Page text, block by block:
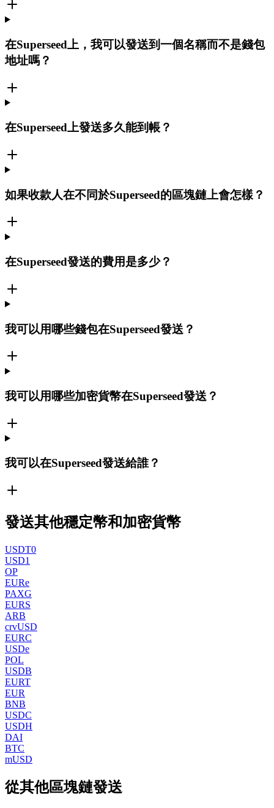
在Superseed上，我可以發送到一個名稱而不是錢包
地址嗎？
在Superseed上發送多久能到帳？
如果收款人在不同於Superseed的區塊鏈上會怎樣？
在Superseed發送的費用是多少？
我可以用哪些錢包在Superseed發送？
我可以用哪些加密貨幣在Superseed發送？
我可以在Superseed發送給誰？
發送其他穩定幣和加密貨幣
USDT0
USD1
OP
EURe
PAXG
EURS
ARB
crvUSD
EURC
USDe
POL
USDB
EURT
EUR
BNB
USDC
USDH
DAI
BTC
mUSD
從其他區塊鏈發送